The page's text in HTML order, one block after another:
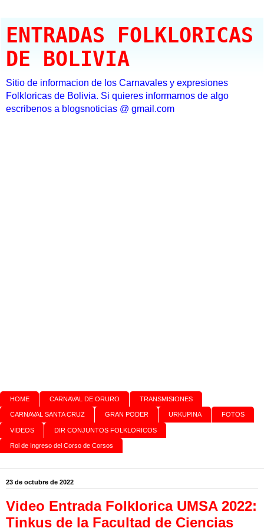
ENTRADAS FOLKLORICAS
DE BOLIVIA
Sitio de informacion de los Carnavales y expresiones
Folkloricas de Bolivia. Si quieres informarnos de algo
escribenos a blogsnoticias @ gmail.com
HOME CARNAVAL DE ORURO TRANSMISIONES
CARNAVAL SANTA CRUZ GRAN PODER URKUPINA FOTOS
VIDEOS DIR CONJUNTOS FOLKLORICOS
Rol de Ingreso del Corso de Corsos
23 de octubre de 2022
Video Entrada Folklorica UMSA 2022:
Tinkus de la Facultad de Ciencias